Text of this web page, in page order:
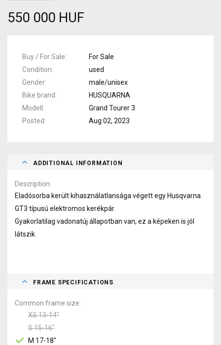
550 000 HUF
Buy / For Sale
For Sale
Condition
used
Gender
male/unisex
Bike brand
HUSQUARNA
Modell
Grand Tourer 3
Posted
Aug 02, 2023
ADDITIONAL INFORMATION
Description
Eladósorba került kihasználatlansága végett egy Husqvarna
GT3 típusú elektromos kerékpár.
Gyakorlatilag vadonatúj állapotban van, ez a képeken is jól
látszik.
FRAME SPECIFICATIONS
Common frame size
XS 13-14"
S 15-16"
M 17-18"